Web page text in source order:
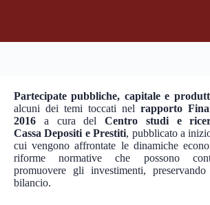
Partecipate pubbliche, capitale e
alcuni dei temi toccati nelrapporto
2016 a cura delCentro studi e
Cassa Depositi e Prestiti, pubblicato a
cui vengono affrontate le dinamiche
riforme normative che possono
promuovere gli investimenti,
bilancio.